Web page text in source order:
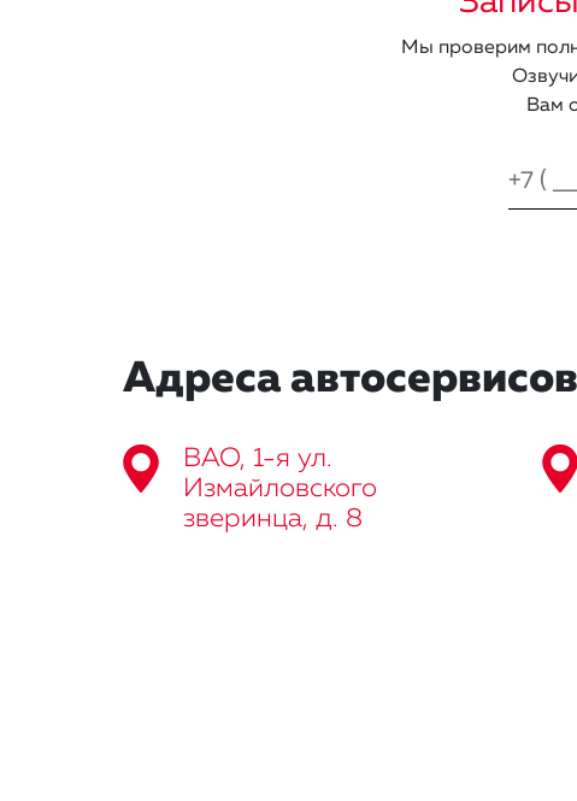
Мы проверим
Вам
Адреса автосервисов
ВАО, 1-я ул.
Измайловского
зверинца, д. 8